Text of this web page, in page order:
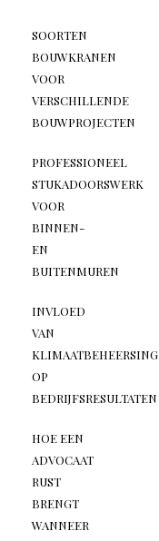
SOORTEN
BOUWKRANEN
VOOR
VERSCHILLENDE
BOUWPROJECTEN
PROFESSIONEEL
STUKADOORSWERK
VOOR
BINNEN-
EN
BUITENMUREN
INVLOED
VAN
KLIMAATBEHEERSING
OP
BEDRIJFSRESULTATEN
HOE EEN
ADVOCAAT
RUST
BRENGT
WANNEER